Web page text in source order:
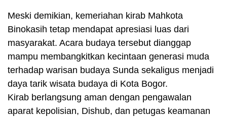
Meski demikian, kemeriahan kirab Mahkota
Binokasih tetap mendapat apresiasi luas dari
masyarakat. Acara budaya tersebut dianggap
mampu membangkitkan kecintaan generasi muda
terhadap warisan budaya Sunda sekaligus menjadi
daya tarik wisata budaya di Kota Bogor.
Kirab berlangsung aman dengan pengawalan
aparat kepolisian, Dishub, dan petugas keamanan